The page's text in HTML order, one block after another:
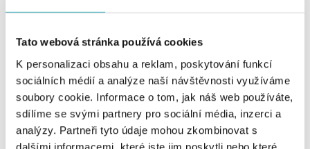
Tato webová stránka používá cookies
K personalizaci obsahu a reklam, poskytování funkcí
sociálních médií a analýze naší návštěvnosti využíváme
soubory cookie. Informace o tom, jak náš web používáte,
sdílíme se svými partnery pro sociální média, inzerci a
analýzy. Partneři tyto údaje mohou zkombinovat s
dalšími informacemi, které jste jim poskytli nebo které
Všetky Česko Slovensko
HALADA OC Eurovea, Bratislava
Pribinova 8, 811 09 Bratislava
tel.: +421 910 284 071